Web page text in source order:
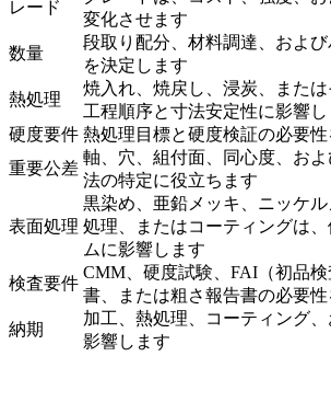
レード
変化させます
数量
段取り配分、材料調達、およ
を決定します
熱処理
焼入れ、焼戻し、浸炭、または
工程順序と寸法安定性に影響し
硬度要件 熱処理目標と硬度検証の必要
重要公差
軸、穴、組付面、同心度、お
法の特定に役立ちます
表面処理
黒染め、亜鉛メッキ、ニッケ
処理、またはコーティングは
ムに影響します
検査要件
CMM、硬度試験、FAI（初品
書、または粗さ報告書の必要
納期
加工、熱処理、コーティング
影響します